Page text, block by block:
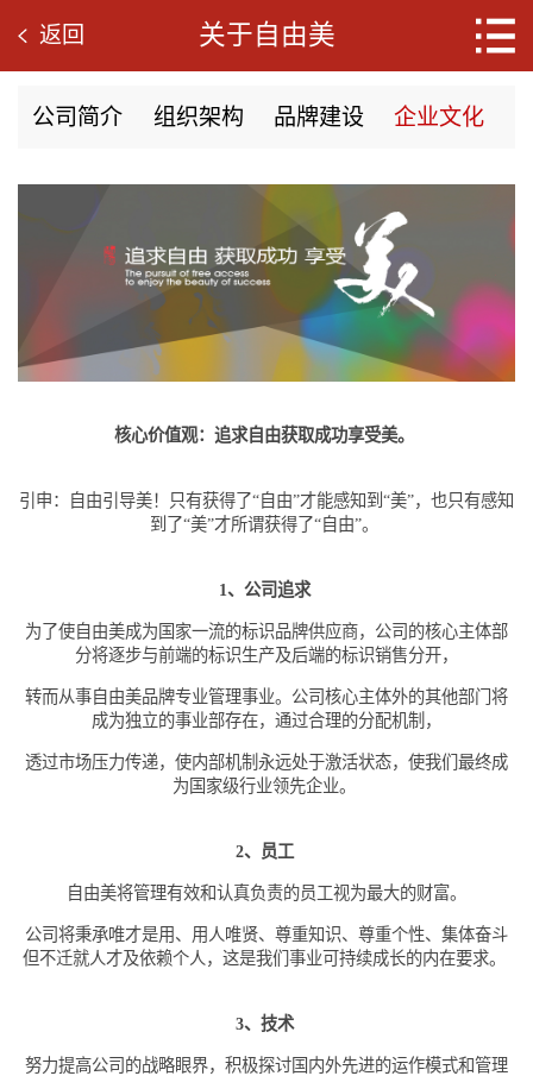
关于自由美
返回
公司简介 组织架构 品牌建设 企业文化
核心价值观：追求自由获取成功享受美。
引申：自由引导美！只有获得了“自由”才能感知到“美”，也只有感知
到了“美”才所谓获得了“自由”。
1、公司追求
为了使自由美成为国家一流的标识品牌供应商，公司的核心主体部
分将逐步与前端的标识生产及后端的标识销售分开，
转而从事自由美品牌专业管理事业。公司核心主体外的其他部门将
成为独立的事业部存在，通过合理的分配机制，
透过市场压力传递，使内部机制永远处于激活状态，使我们最终成
为国家级行业领先企业。
2、员工
自由美将管理有效和认真负责的员工视为最大的财富。
公司将秉承唯才是用、用人唯贤、尊重知识、尊重个性、集体奋斗
但不迁就人才及依赖个人，这是我们事业可持续成长的内在要求。
3、技术
努力提高公司的战略眼界，积极探讨国内外先进的运作模式和管理